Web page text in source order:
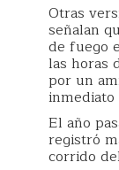
Otras
señalan
de fuego
las horas
por un
inmediato
El año
registró
corrido